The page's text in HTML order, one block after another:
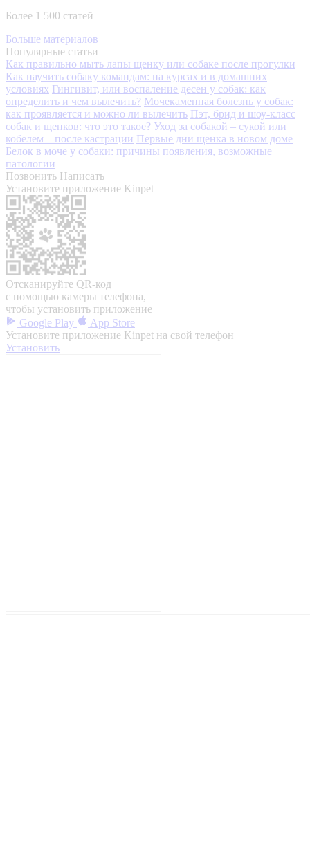
Более 1 500 статей
Больше материалов
Популярные статьи
Как правильно мыть лапы щенку или собаке после прогулки
Как научить собаку командам: на курсах и в домашних
условиях Гингивит, или воспаление десен у собак: как
определить и чем вылечить? Мочекаменная болезнь у собак:
как проявляется и можно ли вылечить Пэт, брид и шоу-класс
собак и щенков: что это такое? Уход за собакой – сукой или
кобелем – после кастрации Первые дни щенка в новом доме
Белок в моче у собаки: причины появления, возможные
патологии
Позвонить Написать
Установите приложение Kinpet
Отсканируйте QR-код
с помощью камеры телефона,
чтобы установить приложение
Google Play
App Store
Установите приложение Kinpet на свой телефон
Установить